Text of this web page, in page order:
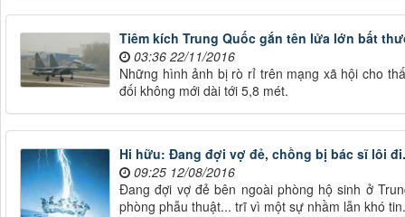
Tiêm kích Trung Quốc gắn tên lửa lớn bất
03:36 22/11/2016
Những hình ảnh bị rò rỉ trên mạng xã hội cho
đối không mới dài tới 5,8 mét.
Hi hữu: Đang đợi vợ đẻ, chồng bị bác sĩ lôi
09:25 12/08/2016
Đang đợi vợ đẻ bên ngoài phòng hộ sinh ở
phòng phẫu thuật... trĩ vì một sự nhầm lẫn khó tin.